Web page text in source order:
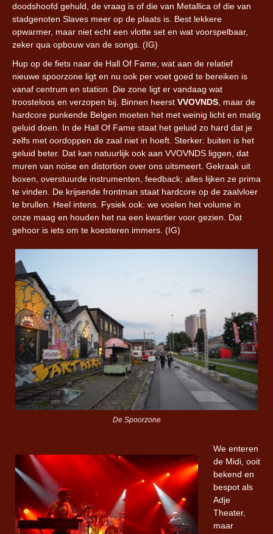
doodshoofd gehuld, de vraag is of die van Metallica of die van
stadgenoten Slaves meer op de plaats is. Best lekkere
opwarmer, maar niet echt een vlotte set en wat voorspelbaar,
zeker qua opbouw van de songs. (IG)
Hup op de fiets naar de Hall Of Fame, wat aan de relatief
nieuwe spoorzone ligt en nu ook per voet goed te bereiken is
vanaf centrum en station. Die zone ligt er vandaag wat
troosteloos en verzopen bij. Binnen heerst VVOVNDS, maar de
hardcore punkende Belgen moeten het met weinig licht en matig
geluid doen. In de Hall Of Fame staat het geluid zo hard dat je
zelfs met oordoppen de zaal niet in hoeft. Sterker: buiten is het
geluid beter. Dat kan natuurlijk ook aan VVOVNDS liggen, dat
muren van noise en distortion over ons uitsmeert. Gekraak uit
boxen, overstuurde instrumenten, feedback; alles lijken ze prima
te vinden. De krijsende frontman staat hardcore op de zaalvloer
te brullen. Heel intens. Fysiek ook: we voelen het volume in
onze maag en houden het na een kwartier voor gezien. Dat
gehoor is iets om te koesteren immers. (IG)
De Spoorzone
We enteren
de Midi, ooit
bekend en
bespot als
Adje
Theater,
maar